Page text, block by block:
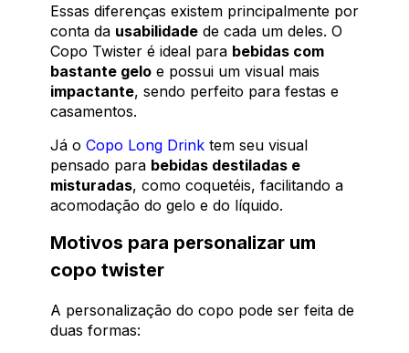
Essas diferenças existem principalmente por
conta da usabilidade de cada um deles. O
Copo Twister é ideal para bebidas com
bastante gelo e possui um visual mais
impactante, sendo perfeito para festas e
casamentos.
Já o Copo Long Drink tem seu visual
pensado para bebidas destiladas e
misturadas, como coquetéis, facilitando a
acomodação do gelo e do líquido.
Motivos para personalizar um
copo twister
A personalização do copo pode ser feita de
duas formas: